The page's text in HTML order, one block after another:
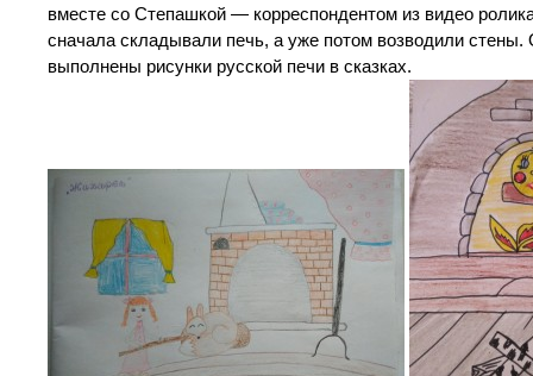
вместе со Степашкой — корреспондентом из видео
сначала складывали печь, а уже потом возводили
выполнены рисунки русской печи в сказках.